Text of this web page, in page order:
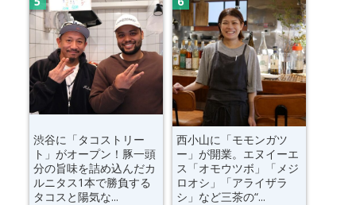
渋谷に「タコストリー
ト」がオープン！豚一頭
分の旨味を詰め込んだカ
ルニタス1本で勝負する
タコスと陽気な...
西小山に「モモンガツ
ー」が開業。エヌイーエ
ス「オモウツボ」「メジ
ロオシ」「アライザラ
シ」など三茶の“...